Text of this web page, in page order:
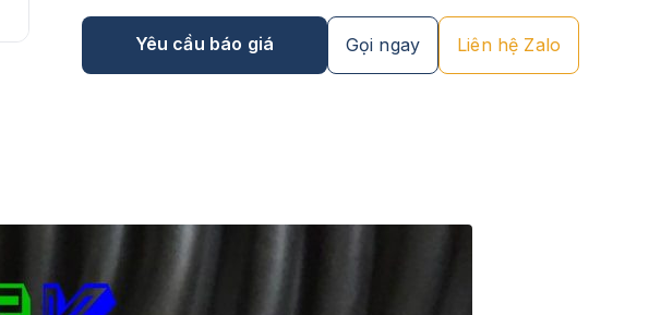
Yêu cầu báo giá Gọi ngay Liên hệ Zalo